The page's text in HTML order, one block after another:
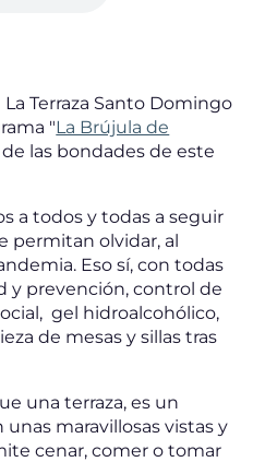
Terraza Santo Domingo
"La Brújula de
las bondades de este
a todos y todas a seguir
permitan olvidar, al
Eso sí, con todas
y prevención, control de
gel hidroalcohólico,
de mesas y sillas tras
una terraza, es un
maravillosas vistas y
cenar, comer o tomar